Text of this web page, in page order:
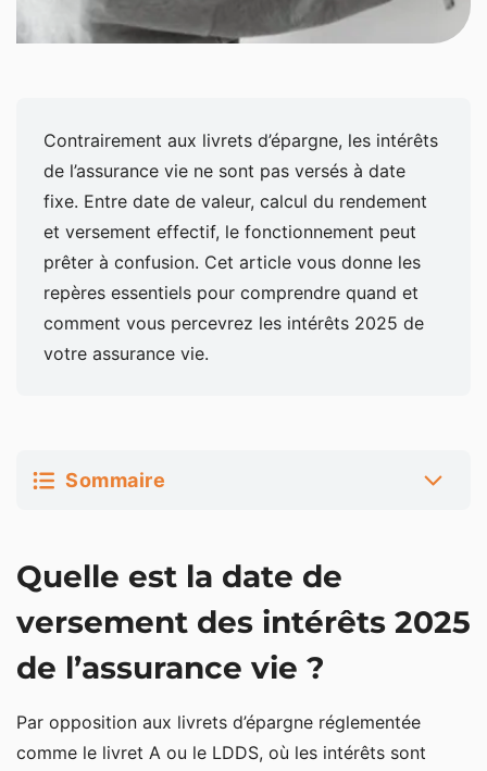
Contrairement aux livrets d’épargne, les intérêts
de l’assurance vie ne sont pas versés à date
fixe. Entre date de valeur, calcul du rendement
et versement effectif, le fonctionnement peut
prêter à confusion. Cet article vous donne les
repères essentiels pour comprendre quand et
comment vous percevrez les intérêts 2025 de
votre assurance vie.
Sommaire
de l’assurance vie ?
Des calendriers différents selon les assureurs
Comment sont calculés les intérêts 2025 sur le
fonds euros ?
Et sur les unités de compte : parle-t-on vraiment
d’intérêts ?
Quelle est la date de
versement des intérêts 2025
de l’assurance vie ?
Par opposition aux livrets d’épargne réglementée
comme le livret A ou le LDDS, où les intérêts sont